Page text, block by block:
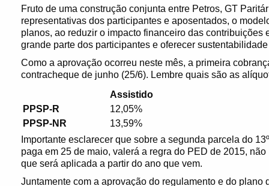
Fruto de uma construção conjunta entre Petros, GT
representativas dos participantes e aposentados, o
planos, ao reduzir o impacto financeiro das contribuições
grande parte dos participantes e oferecer
Como a aprovação ocorreu neste mês, a primeira
contracheque de junho (25/6). Lembre quais são as
Assistido
PPSP-R
12,05%
PPSP-NR
13,59%
Importante esclarecer que sobre a segunda parcela do
paga em 25 de maio, valerá a regra do PED de 2015,
que será aplicada a partir do ano que vem.
Juntamente com a aprovação do regulamento e do